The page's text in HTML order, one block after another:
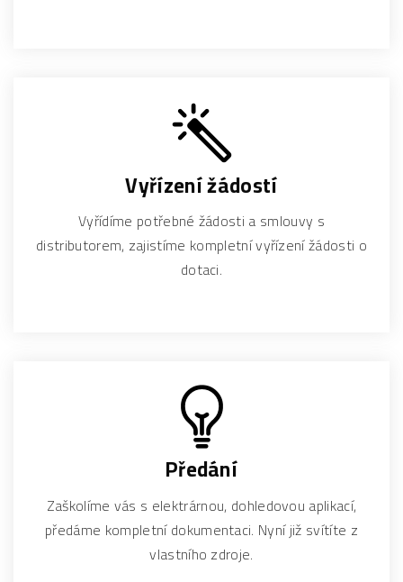
Vyřízení žádostí
Vyřídíme potřebné žádosti a smlouvy s
distributorem, zajistíme kompletní vyřízení žádosti o
dotaci.
Předání
Zaškolíme vás s elektrárnou, dohledovou aplikací,
předáme kompletní dokumentaci. Nyní již svítíte z
vlastního zdroje.